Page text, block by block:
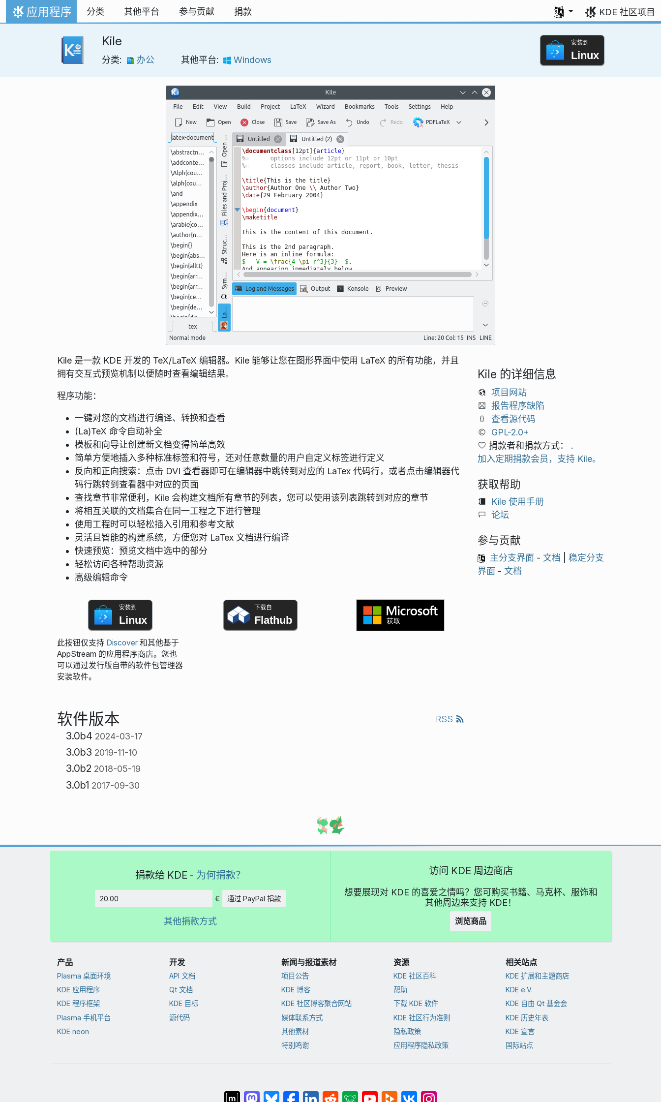
跳至内容
首页
应用程序 分类 其他平台 参与贡献 捐款
选择您的语言
KDE 社区项目
Kile
分类: 办公 其他平台: Windows
安装到
Linux
Kile 是一款 KDE 开发的 TeX/LaTeX 编辑器。Kile 能够让您在图形界面中使用 LaTeX 的所有功能，并且
拥有交互式预览机制以便随时查看编辑结果。
程序功能：
一键对您的文档进行编译、转换和查看
(La)TeX 命令自动补全
模板和向导让创建新文档变得简单高效
简单方便地插入多种标准标签和符号，还对任意数量的用户自定义标签进行定义
反向和正向搜索：点击 DVI 查看器即可在编辑器中跳转到对应的 LaTex 代码行，或者点击编辑器代
码行跳转到查看器中对应的页面
查找章节非常便利，Kile 会构建文档所有章节的列表，您可以使用该列表跳转到对应的章节
将相互关联的文档集合在同一工程之下进行管理
使用工程时可以轻松插入引用和参考文献
灵活且智能的构建系统，方便您对 LaTex 文档进行编译
快速预览：预览文档中选中的部分
轻松访问各种帮助资源
高级编辑命令
安装到
Linux
此按钮仅支持 Discover和其他基于
AppStream 的应用程序商店。您也
可以通过发行版自带的软件包管理器
安装软件。
下载自
Flathub
软件版本 RSS
3.0b4 2024-03-17
3.0b3 2019-11-10
3.0b2 2018-05-19
3.0b1 2017-09-30
Kile 的详细信息
项目网站
报告程序缺陷
查看源代码
GPL-2.0+
捐款者和捐款方式： .
加入定期捐款会员，支持 Kile。
获取帮助
Kile 使用手册
论坛
参与贡献
主分支界面 - 文档
稳定分支
界面 - 文档
捐款给 KDE - 为何捐款？
€ 通过 PayPal 捐款
其他捐款方式
访问 KDE 周边商店
想要展现对 KDE 的喜爱之情吗？您可购买书籍、马克杯、服饰和
其他周边来支持 KDE！
浏览商品
产品
Plasma 桌面环境
KDE 应用程序
KDE 程序框架
Plasma 手机平台
KDE neon
开发
API 文档
Qt 文档
KDE 目标
源代码
新闻与报道素材
项目公告
KDE 博客
KDE 社区博客聚合网站
媒体联系方式
其他素材
特别鸣谢
资源
KDE 社区百科
帮助
下载 KDE 软件
KDE 社区行为准则
隐私政策
应用程序隐私政策
相关站点
KDE 扩展和主题商店
KDE e.V.
KDE 自由 Qt 基金会
KDE 历史年表
KDE 宣言
国际站点